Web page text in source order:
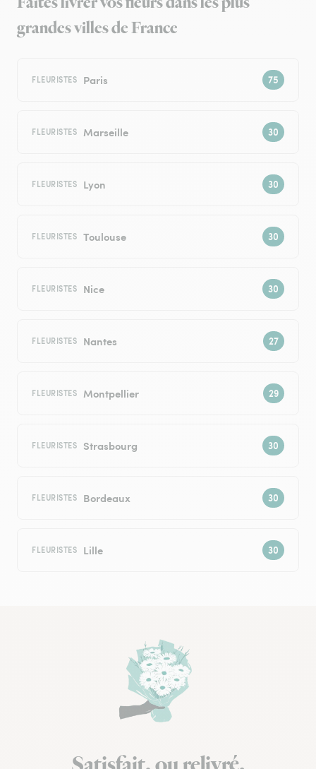
grandes villes de France
FLEURISTES Paris
FLEURISTES Marseille
FLEURISTES Lyon
FLEURISTES Toulouse
FLEURISTES Nice
FLEURISTES Nantes
FLEURISTES Montpellier
FLEURISTES Strasbourg
FLEURISTES Bordeaux
FLEURISTES Lille